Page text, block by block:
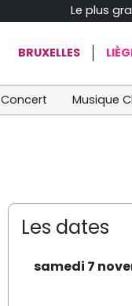
Le plus
BRUXELLES
Concert Musique
Les dates
samedi 7